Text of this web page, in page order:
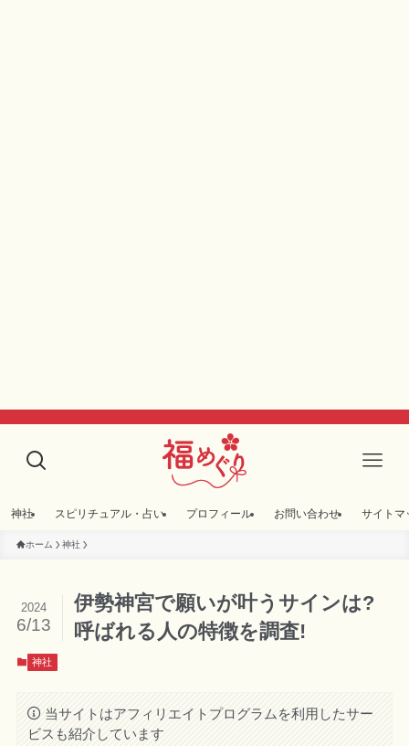
神社 スピリチュアル・占い プロフィール お問い合わせ サイトマ
ホーム 神社
伊勢神宮で願いが叶うサインは?
呼ばれる人の特徴を調査!
2024
6/13
神社
当サイトはアフィリエイトプログラムを利用したサー
ビスも紹介しています